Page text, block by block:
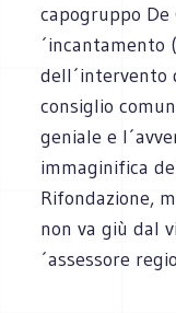
capogruppo
dell´intervento
consiglio
geniale e
immaginifica
Rifondazione,
non va giù dal
´assessore